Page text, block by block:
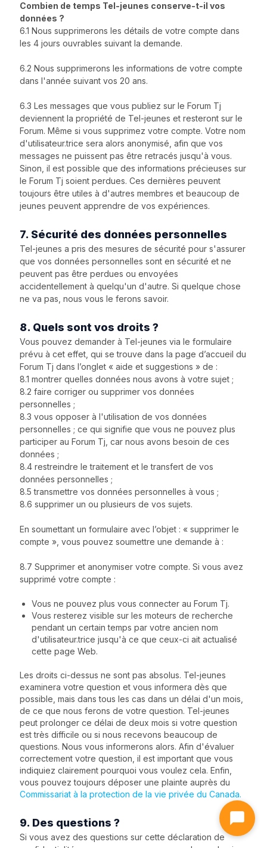
Combien de temps Tel-jeunes conserve-t-il vos
données ?
6.1 Nous supprimerons les détails de votre compte dans
les 4 jours ouvrables suivant la demande.
6.2 Nous supprimerons les informations de votre compte
dans l'année suivant vos 20 ans.
6.3 Les messages que vous publiez sur le Forum Tj
deviennent la propriété de Tel-jeunes et resteront sur le
Forum. Même si vous supprimez votre compte. Votre nom
d'utilisateur.trice sera alors anonymisé, afin que vos
messages ne puissent pas être retracés jusqu'à vous.
Sinon, il est possible que des informations précieuses sur
le Forum Tj soient perdues. Ces dernières peuvent
toujours être utiles à d'autres membres et beaucoup de
jeunes peuvent apprendre de vos expériences.
7. Sécurité des données personnelles
Tel-jeunes a pris des mesures de sécurité pour s'assurer
que vos données personnelles sont en sécurité et ne
peuvent pas être perdues ou envoyées
accidentellement à quelqu'un d'autre. Si quelque chose
ne va pas, nous vous le ferons savoir.
8. Quels sont vos droits ?
Vous pouvez demander à Tel-jeunes via le formulaire
prévu à cet effet, qui se trouve dans la page d’accueil du
Forum Tj dans l’onglet « aide et suggestions » de :
8.1 montrer quelles données nous avons à votre sujet ;
8.2 faire corriger ou supprimer vos données
personnelles ;
8.3 vous opposer à l'utilisation de vos données
personnelles ; ce qui signifie que vous ne pouvez plus
participer au Forum Tj, car nous avons besoin de ces
données ;
8.4 restreindre le traitement et le transfert de vos
données personnelles ;
8.5 transmettre vos données personnelles à vous ;
8.6 supprimer un ou plusieurs de vos sujets.
En soumettant un formulaire avec l’objet : « supprimer le
compte », vous pouvez soumettre une demande à :
8.7 Supprimer et anonymiser votre compte. Si vous avez
supprimé votre compte :
Vous ne pouvez plus vous connecter au Forum Tj.
Vous resterez visible sur les moteurs de recherche
pendant un certain temps par votre ancien nom
d'utilisateur.trice jusqu'à ce que ceux-ci ait actualisé
cette page Web.
Les droits ci-dessus ne sont pas absolus. Tel-jeunes
examinera votre question et vous informera dès que
possible, mais dans tous les cas dans un délai d'un mois,
de ce que nous ferons de votre question. Tel-jeunes
peut prolonger ce délai de deux mois si votre question
est très difficile ou si nous recevons beaucoup de
questions. Nous vous informerons alors. Afin d'évaluer
correctement votre question, il est important que vous
indiquiez clairement pourquoi vous voulez cela. Enfin,
vous pouvez toujours déposer une plainte auprès du
Commissariat à la protection de la vie privée du Canada.
9. Des questions ?
Si vous avez des questions sur cette déclaration de